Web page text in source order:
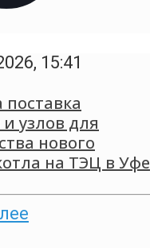
15:41
узлов для
нового
на ТЭЦ в Уфе